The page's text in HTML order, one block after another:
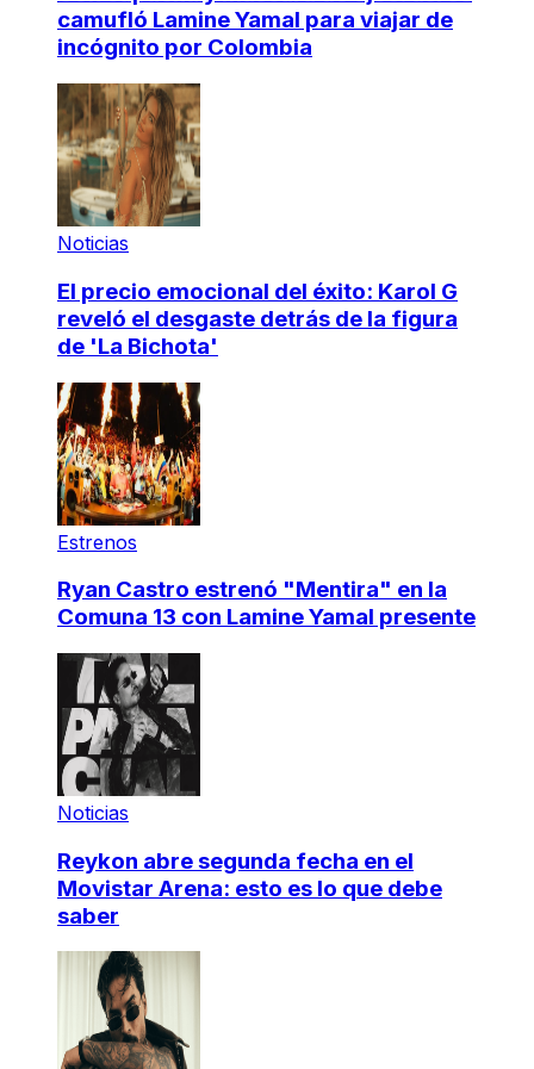
camufló Lamine Yamal para viajar de
incógnito por Colombia
Noticias
El precio emocional del éxito: Karol G
reveló el desgaste detrás de la figura
de 'La Bichota'
Estrenos
Ryan Castro estrenó "Mentira" en la
Comuna 13 con Lamine Yamal presente
Noticias
Reykon abre segunda fecha en el
Movistar Arena: esto es lo que debe
saber